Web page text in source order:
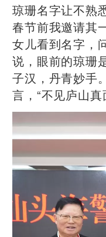
琼珊名字让不熟
春节前我邀请其
女儿看到名字，
说，眼前的琼珊
子汉，丹青妙手
言，“不见庐山真